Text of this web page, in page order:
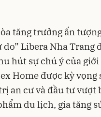
tăng trưởng ấn
Libera Nha Trang
hút sự chú ý của giới
Home được kỳ vọng
an cư và đầu tư vượt
du lịch, gia tăng